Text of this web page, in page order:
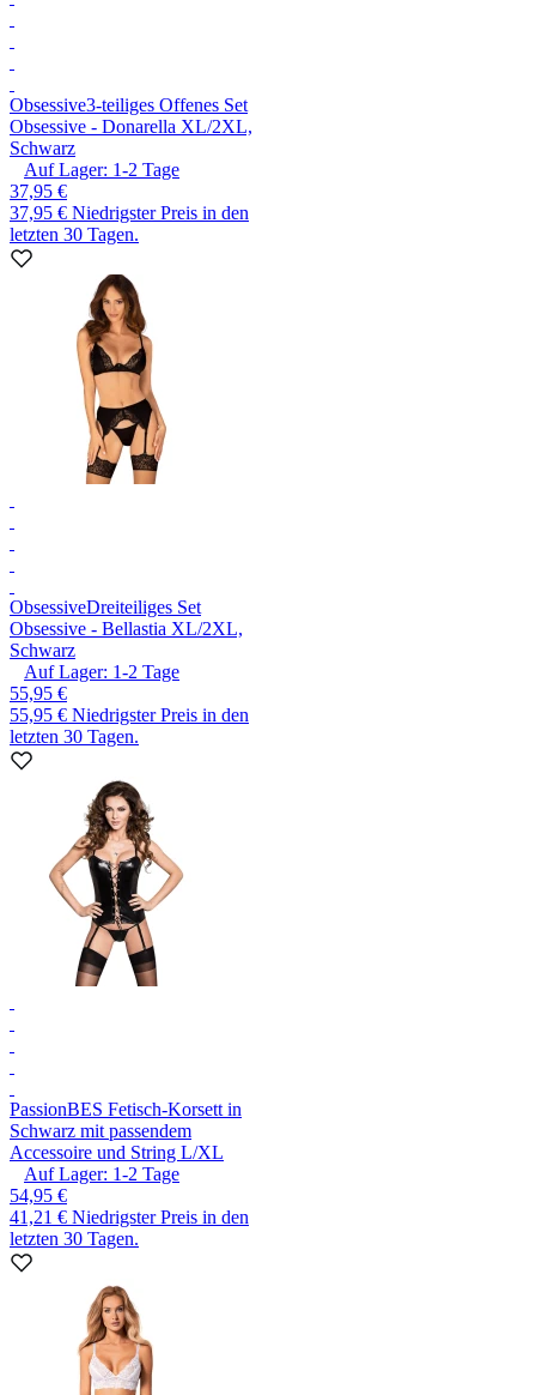
Obsessive3-teiliges Offenes Set
Obsessive - Donarella XL/2XL,
Schwarz
Auf Lager: 1-2 Tage
37,95 €
37,95 € Niedrigster Preis in den
letzten 30 Tagen.
ObsessiveDreiteiliges Set
Obsessive - Bellastia XL/2XL,
Schwarz
Auf Lager: 1-2 Tage
55,95 €
55,95 € Niedrigster Preis in den
letzten 30 Tagen.
PassionBES Fetisch-Korsett in
Schwarz mit passendem
Accessoire und String L/XL
Auf Lager: 1-2 Tage
54,95 €
41,21 € Niedrigster Preis in den
letzten 30 Tagen.